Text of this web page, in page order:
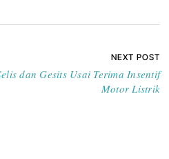
NEXT POST
dan Gesits Usai Terima Insentif
Motor Listrik